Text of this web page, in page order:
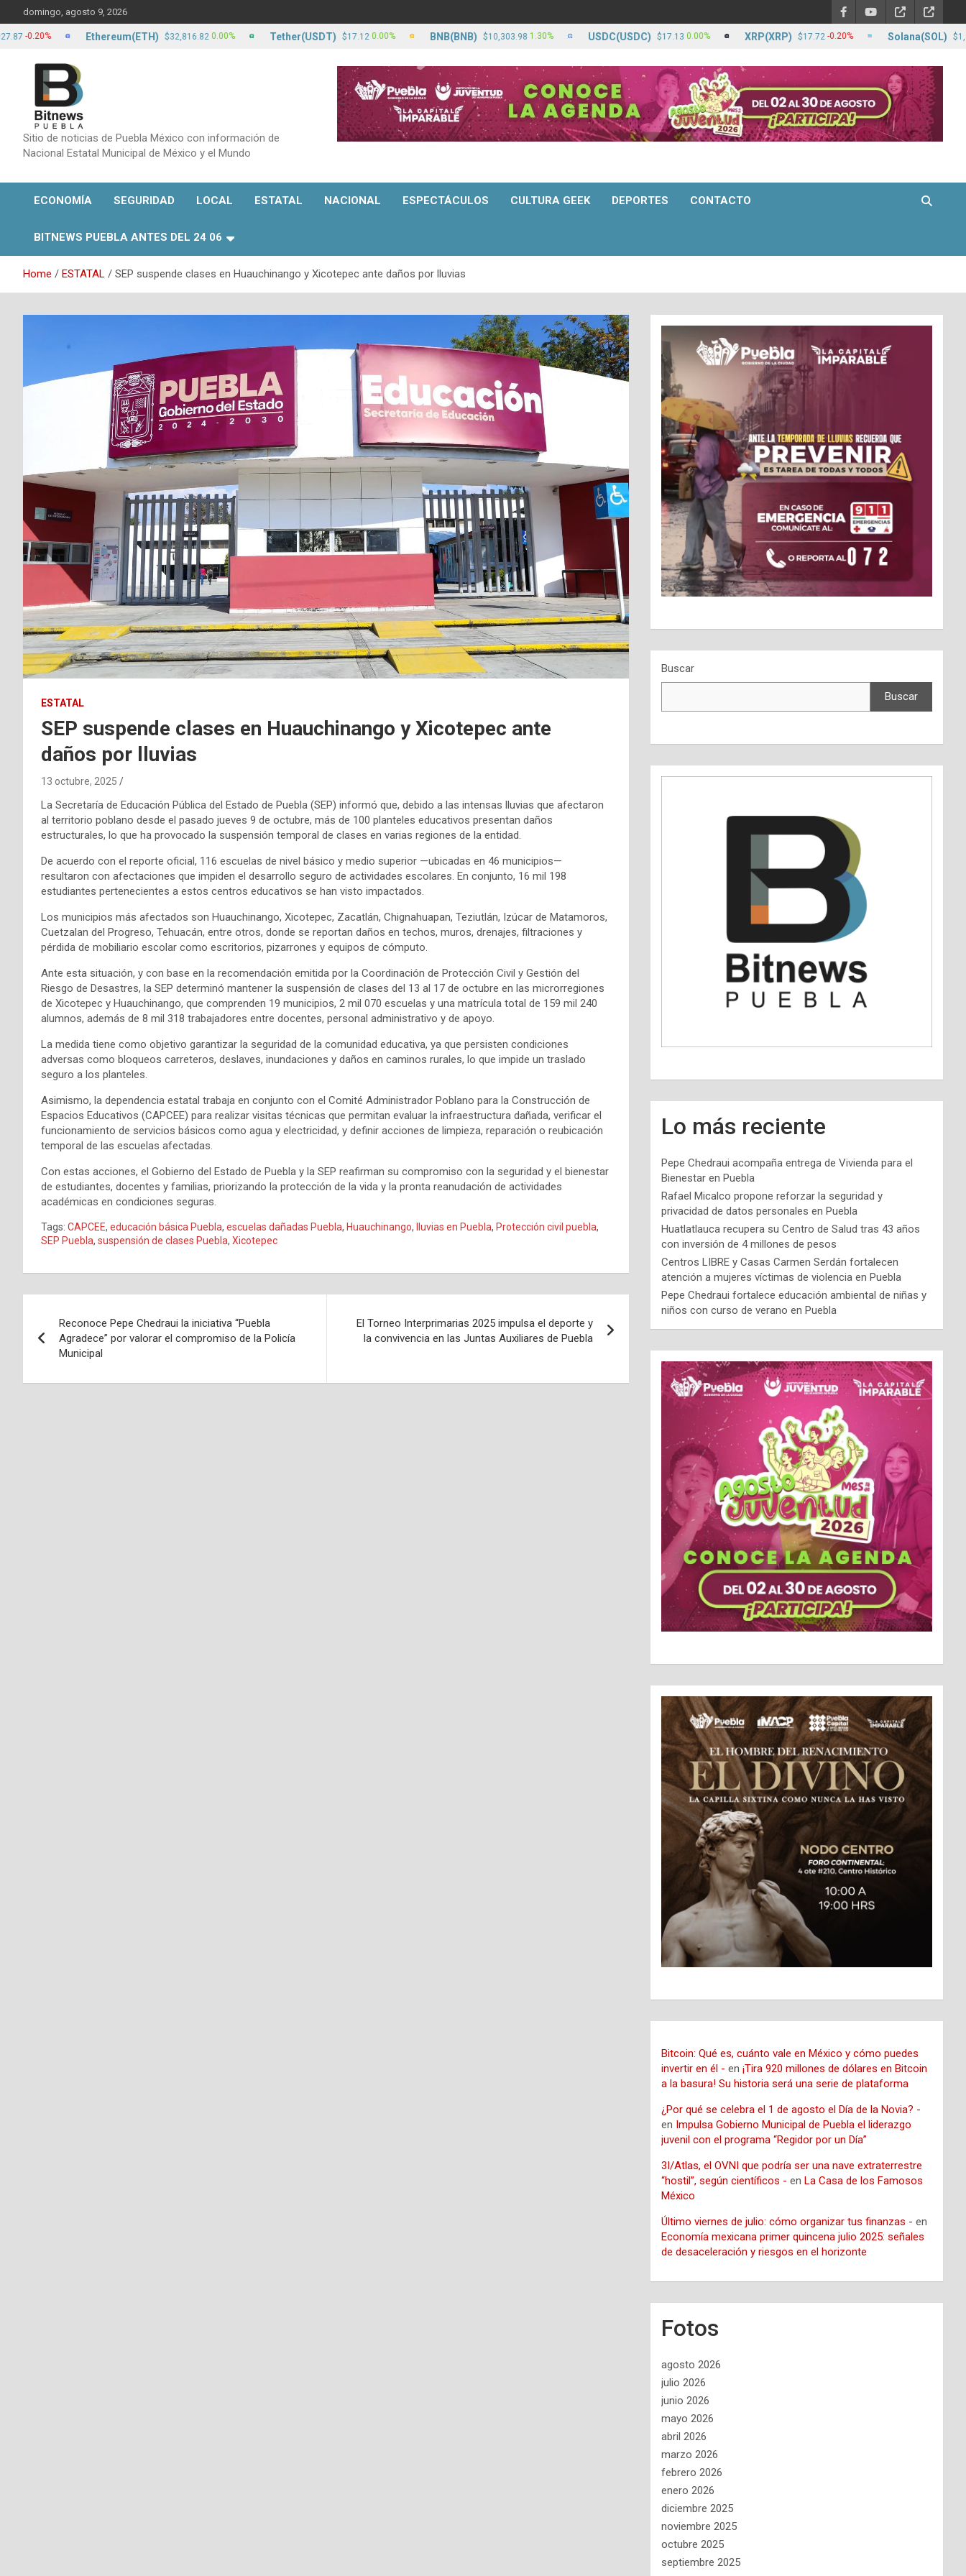
to
content
domingo, agosto 9, 2026
Sitio de noticias de Puebla México con información de
Nacional Estatal Municipal de México y el Mundo
ECONOMÍA SEGURIDAD LOCAL ESTATAL NACIONAL ESPECTÁCULOS CULTURA GEEK DEPORTES CONTACTO
BITNEWS PUEBLA ANTES DEL 24 06
Home ESTATAL SEP suspende clases en Huauchinango y Xicotepec ante daños por lluvias
ESTATAL
SEP suspende clases en Huauchinango y Xicotepec ante
daños por lluvias
13 octubre, 2025
La Secretaría de Educación Pública del Estado de Puebla (SEP) informó que, debido a las intensas lluvias que afectaron
al territorio poblano desde el pasado jueves 9 de octubre, más de 100 planteles educativos presentan daños
estructurales, lo que ha provocado la suspensión temporal de clases en varias regiones de la entidad.
De acuerdo con el reporte oficial, 116 escuelas de nivel básico y medio superior —ubicadas en 46 municipios—
resultaron con afectaciones que impiden el desarrollo seguro de actividades escolares. En conjunto, 16 mil 198
estudiantes pertenecientes a estos centros educativos se han visto impactados.
Los municipios más afectados son Huauchinango, Xicotepec, Zacatlán, Chignahuapan, Teziutlán, Izúcar de Matamoros,
Cuetzalan del Progreso, Tehuacán, entre otros, donde se reportan daños en techos, muros, drenajes, filtraciones y
pérdida de mobiliario escolar como escritorios, pizarrones y equipos de cómputo.
Ante esta situación, y con base en la recomendación emitida por la Coordinación de Protección Civil y Gestión del
Riesgo de Desastres, la SEP determinó mantener la suspensión de clases del 13 al 17 de octubre en las microrregiones
de Xicotepec y Huauchinango, que comprenden 19 municipios, 2 mil 070 escuelas y una matrícula total de 159 mil 240
alumnos, además de 8 mil 318 trabajadores entre docentes, personal administrativo y de apoyo.
La medida tiene como objetivo garantizar la seguridad de la comunidad educativa, ya que persisten condiciones
adversas como bloqueos carreteros, deslaves, inundaciones y daños en caminos rurales, lo que impide un traslado
seguro a los planteles.
Asimismo, la dependencia estatal trabaja en conjunto con el Comité Administrador Poblano para la Construcción de
Espacios Educativos (CAPCEE) para realizar visitas técnicas que permitan evaluar la infraestructura dañada, verificar el
funcionamiento de servicios básicos como agua y electricidad, y definir acciones de limpieza, reparación o reubicación
temporal de las escuelas afectadas.
Con estas acciones, el Gobierno del Estado de Puebla y la SEP reafirman su compromiso con la seguridad y el bienestar
de estudiantes, docentes y familias, priorizando la protección de la vida y la pronta reanudación de actividades
académicas en condiciones seguras.
Tags: CAPCEE, educación básica Puebla, escuelas dañadas Puebla, Huauchinango, lluvias en Puebla, Protección civil puebla,
SEP Puebla, suspensión de clases Puebla, Xicotepec
de
entradas
Reconoce Pepe Chedraui la iniciativa “Puebla
Agradece” por valorar el compromiso de la Policía
Municipal
El Torneo Interprimarias 2025 impulsa el deporte y
la convivencia en las Juntas Auxiliares de Puebla
Buscar
Buscar
Lo más reciente
Pepe Chedraui acompaña entrega de Vivienda para el
Bienestar en Puebla
Rafael Micalco propone reforzar la seguridad y
privacidad de datos personales en Puebla
Huatlatlauca recupera su Centro de Salud tras 43 años
con inversión de 4 millones de pesos
Centros LIBRE y Casas Carmen Serdán fortalecen
atención a mujeres víctimas de violencia en Puebla
Pepe Chedraui fortalece educación ambiental de niñas y
niños con curso de verano en Puebla
Bitcoin: Qué es, cuánto vale en México y cómo puedes
invertir en él - en¡Tira 920 millones de dólares en Bitcoin
a la basura! Su historia será una serie de plataforma
¿Por qué se celebra el 1 de agosto el Día de la Novia? -
en Impulsa Gobierno Municipal de Puebla el liderazgo
juvenil con el programa “Regidor por un Día”
3I/Atlas, el OVNI que podría ser una nave extraterrestre
“hostil”, según científicos - enLa Casa de los Famosos
México
Último viernes de julio: cómo organizar tus finanzas - en
Economía mexicana primer quincena julio 2025: señales
de desaceleración y riesgos en el horizonte
Fotos
agosto 2026
julio 2026
junio 2026
mayo 2026
abril 2026
marzo 2026
febrero 2026
enero 2026
diciembre 2025
noviembre 2025
octubre 2025
septiembre 2025
Ethereum(ETH) $32,816.82 0.00% Tether(USDT) $17.12 0.00% BNB(BNB) $10,303.98 1.30% USDC(USDC) $17.13 0.00% XRP(XRP) $17.72 -0.20% Solana(SOL) $1,309.22